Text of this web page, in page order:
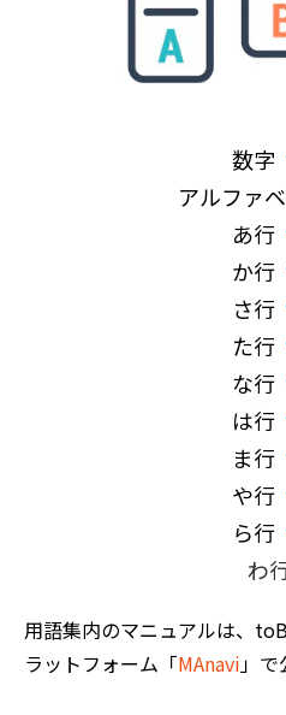
数字
アルファ
あ行
か行
さ行
た行
な行
は行
ま行
や行
ら行
わ
用語集内のマニュアルは、
ラットフォーム「MAnavi」で